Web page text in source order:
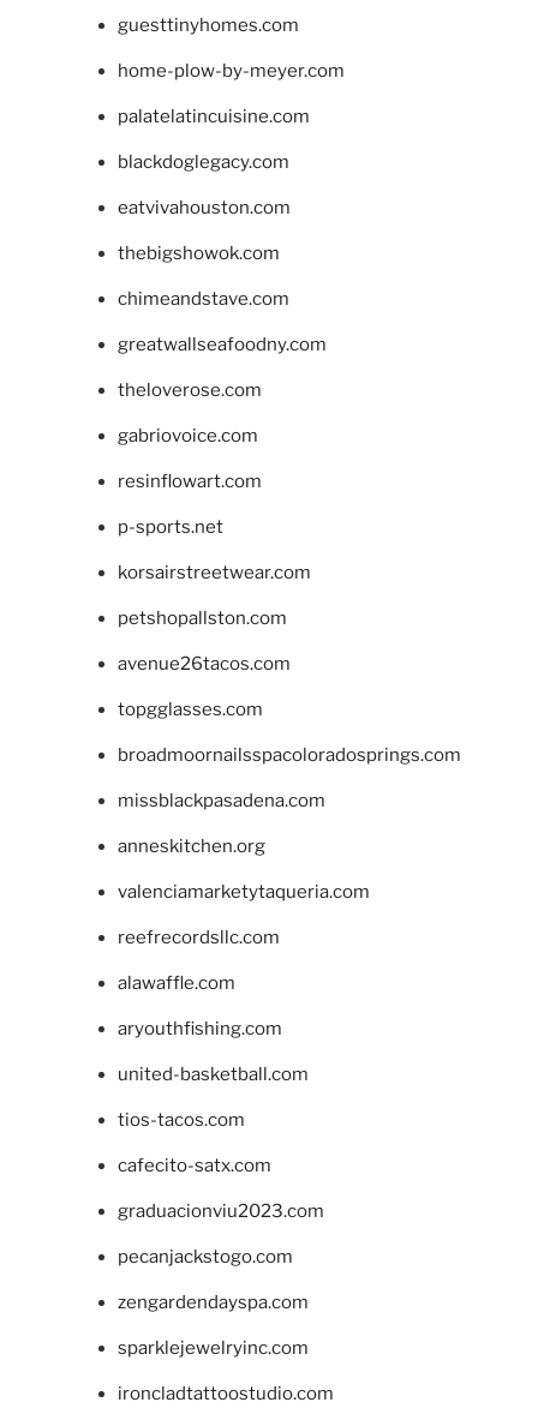
guesttinyhomes.com
home-plow-by-meyer.com
palatelatincuisine.com
blackdoglegacy.com
eatvivahouston.com
thebigshowok.com
chimeandstave.com
greatwallseafoodny.com
theloverose.com
gabriovoice.com
resinflowart.com
p-sports.net
korsairstreetwear.com
petshopallston.com
avenue26tacos.com
topgglasses.com
broadmoornailsspacoloradosprings.com
missblackpasadena.com
anneskitchen.org
valenciamarketytaqueria.com
reefrecordsllc.com
alawaffle.com
aryouthfishing.com
united-basketball.com
tios-tacos.com
cafecito-satx.com
graduacionviu2023.com
pecanjackstogo.com
zengardendayspa.com
sparklejewelryinc.com
ironcladtattoostudio.com